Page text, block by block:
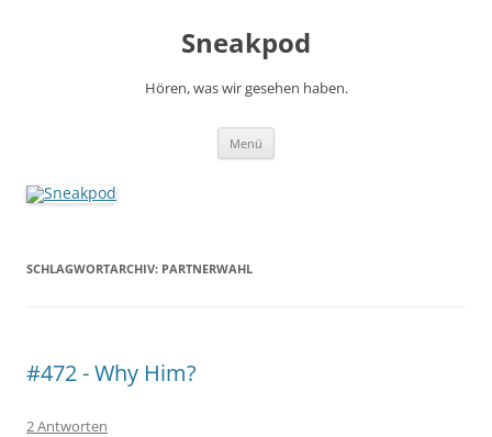
Sneakpod
Hören, was wir gesehen haben.
Menü
SCHLAGWORTARCHIV: PARTNERWAHL
#472 - Why Him?
2 Antworten